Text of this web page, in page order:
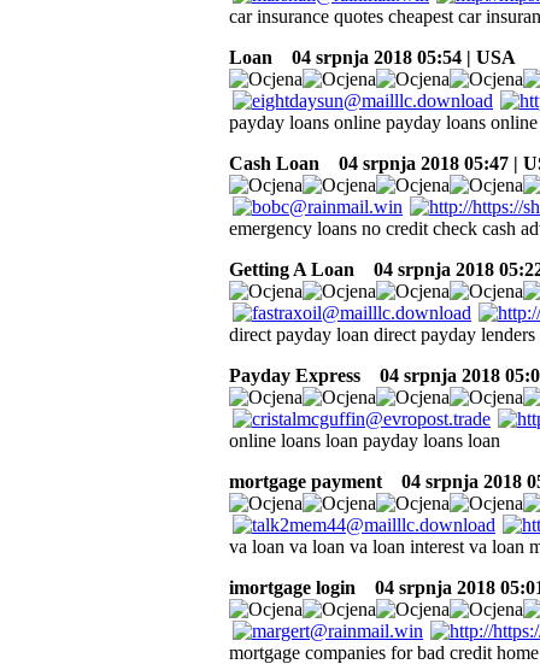
car insurance quotes cheapest car
Loan
04 srpnja 2018 05:54 | USA
payday loans online payday loans
Cash Loan
04 srpnja 2018 05:47 |
emergency loans no credit check cash
Getting A Loan
04 srpnja 2018
direct payday loan direct payday
Payday Express
04 srpnja 2018
online loans loan payday loans loan
mortgage payment
04 srpnja 2018
va loan va loan va loan interest va loan
imortgage login
04 srpnja 2018
mortgage companies for bad credit